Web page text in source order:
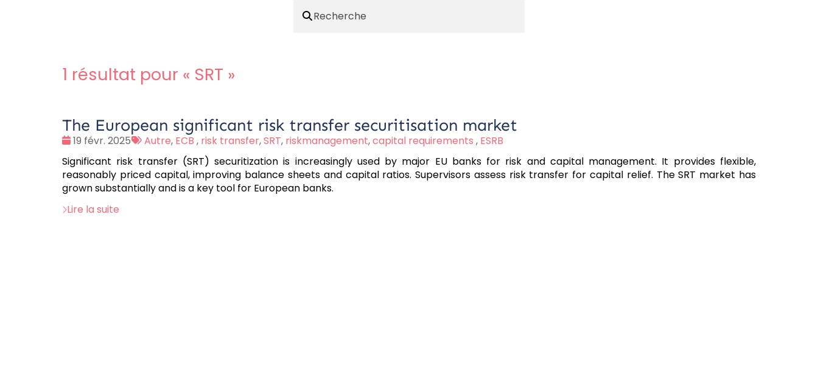
1 résultat pour « SRT »
The European significant risk transfer securitisation market
Date
19 févr. 2025
Tags
Autre, ECB , risk transfer,SRT, riskmanagement,capital requirements , ESRB
Significant risk transfer (SRT) securitization is increasingly used by major EU banks for risk and capital management. It provides flexible,
reasonably priced capital, improving balance sheets and capital ratios. Supervisors assess risk transfer for capital relief. The SRT market has
grown substantially and is a key tool for European banks.
Lire la suite